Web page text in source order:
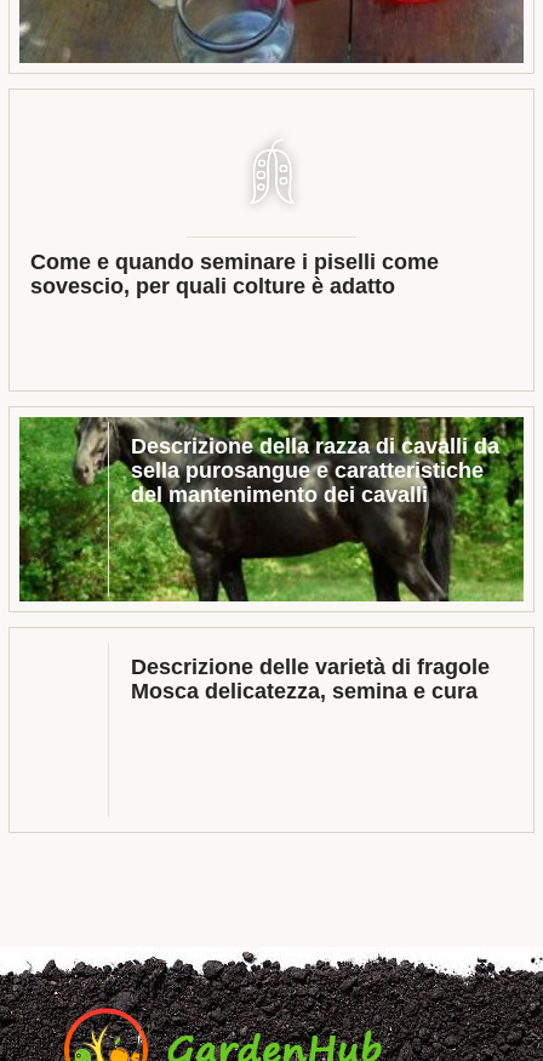
Come e quando seminare i piselli come
sovescio, per quali colture è adatto
Descrizione della razza di cavalli da
sella purosangue e caratteristiche
del mantenimento dei cavalli
Descrizione delle varietà di fragole
Mosca delicatezza, semina e cura